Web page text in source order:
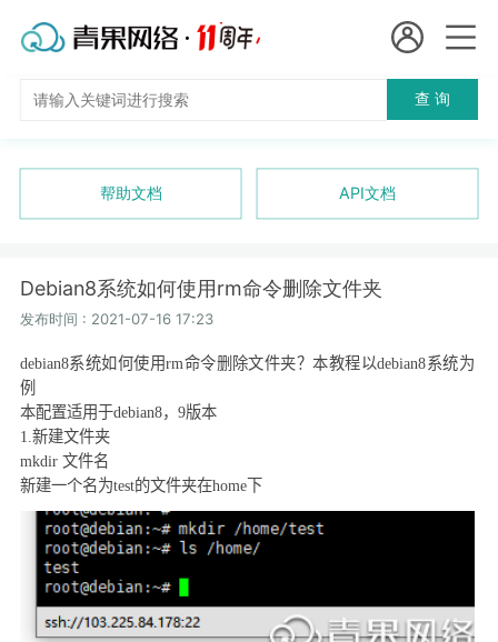
国
短效代理
隧道代理
独享代理
长效代理
进入控制台
退出
查 询
帮助文档 API文档
Debian8系统如何使用rm命令删除文件夹
发布时间 : 2021-07-16 17:23
debian8系统如何使用rm命令删除文件夹？本教程以debian8系统为
例
本配置适用于debian8， 9版本
1. 新建文件夹
mkdir 文件名
新建一个名为test的文件夹在home下